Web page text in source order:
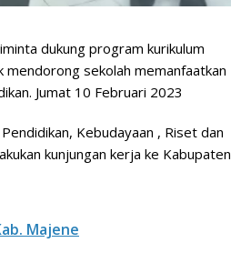
dukung program kurikulum
sekolah memanfaatkan
Jumat 10 Februari 2023
Kebudayaan , Riset dan
kunjungan kerja ke Kabupaten
Majene